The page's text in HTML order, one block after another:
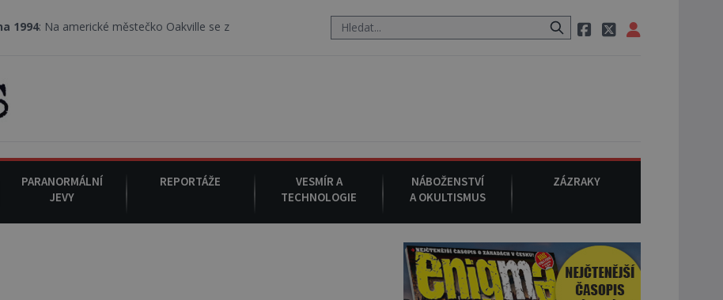
městečko Oakville se z nebe snáší podivná rosolovitá látka neznámého původu. 7. srpna 1994: Na americké městečko
PARANORMÁLNÍ
JEVY
REPORTÁŽE
VESMÍR A
TECHNOLOGIE
NÁBOŽENSTVÍ
A OKULTISMUS
ZÁZRAKY